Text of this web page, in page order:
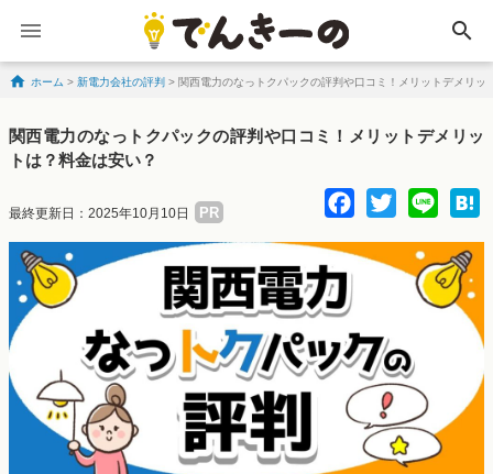
search
Skip to content
ホーム > 新電力会社の評判 > 関西電力のなっトクパックの評判や口コミ！メリットデメリッ
関西電力のなっトクパックの評判や口コミ！メリットデメリッ
トは？料金は安い？
最終更新日：2025年10月10日 PR